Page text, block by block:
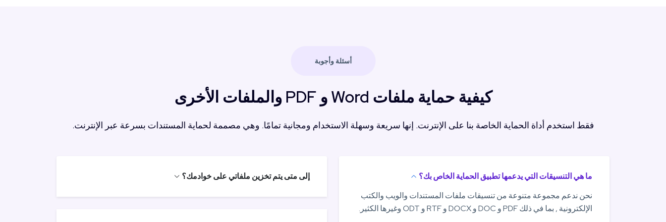
أسئلة وأجوبة
كيفية حماية ملفات Word و PDF والملفات الأخرى
فقط استخدم أداة الحماية الخاصة بنا على الإنترنت. إنها سريعة وسهلة الاستخدام ومجانية تمامًا. وهي مصممة لحماية المستندات بسرعة عبر الإنترنت.
ما هي التنسيقات التي يدعمها تطبيق الحماية الخاص بك؟
نحن ندعم مجموعة متنوعة من تنسيقات ملفات المستندات والويب والكتب
الإلكترونية , بما في ذلك PDF و DOC و DOCX و RTF و ODT وغيرها الكثير.
إلى متى يتم تخزين ملفاتي على خوادمك؟